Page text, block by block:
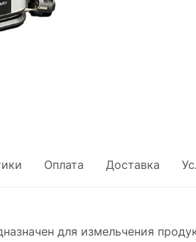
Оплата Доставка
для измельчения